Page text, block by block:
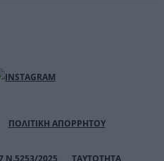
ΠΟΛΙΤΙΚΗ ΑΠΟΡΡΗΤΟΥ
Ν.5253/2025 ΤΑΥΤΟΤΗΤΑ